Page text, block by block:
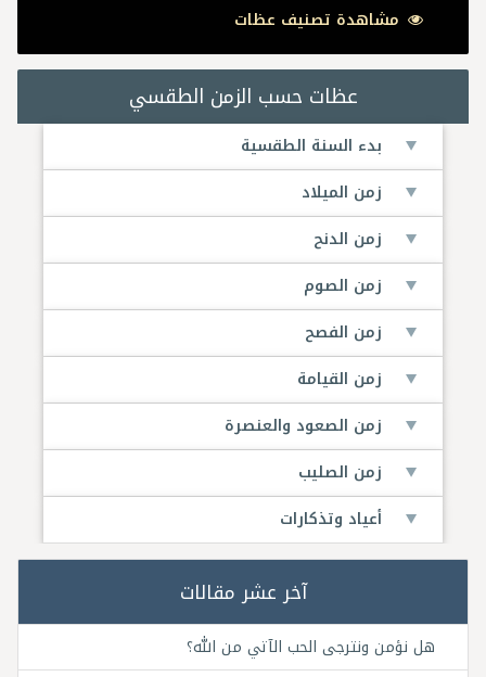
عظات حسب الزمن الطقسي
بدء السنة الطقسية
زمن الميلاد
زمن الدنح
زمن الصوم
زمن الفصح
زمن القيامة
زمن الصعود والعنصرة
زمن الصليب
أعياد وتذكارات
آخر عشر مقالات
هل نؤمن ونترجى الحب الآتي من الله؟